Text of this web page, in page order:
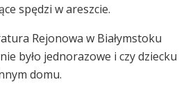
spędzi w areszcie.
Rejonowa w Białymstoku
było jednorazowe i czy dziecku
domu.